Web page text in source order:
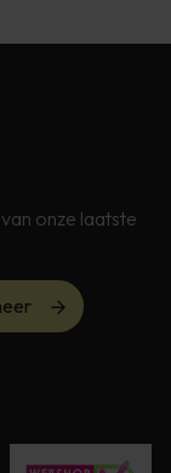
onze laatste